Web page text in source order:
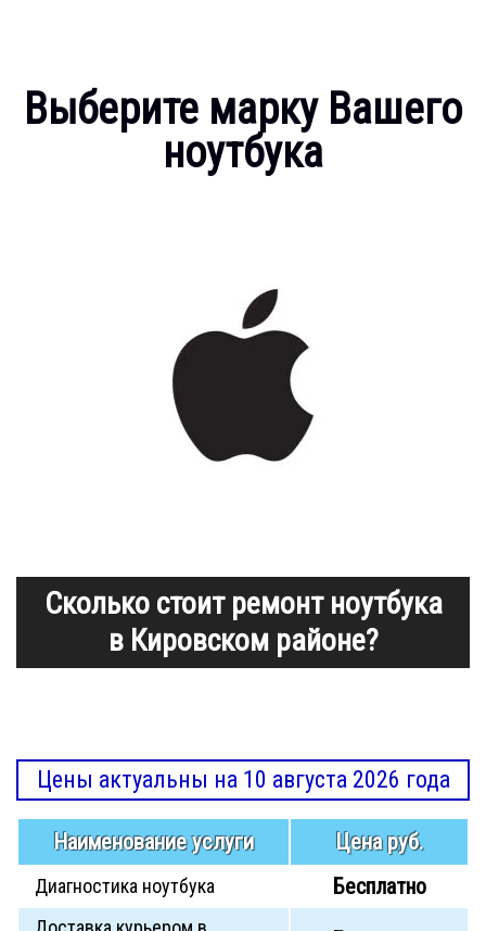
Выберите марку Вашего
ноутбука
Сколько стоит ремонт ноутбука
в Кировском районе?
Цены актуальны на 10 августа 2026 года
Наименование услуги Цена руб.
Диагностика ноутбука Бесплатно